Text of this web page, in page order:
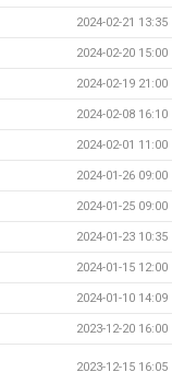
2024-02-21 13:35
2024-02-20 15:00
2024-02-19 21:00
2024-02-08 16:10
2024-02-01 11:00
2024-01-26 09:00
2024-01-25 09:00
2024-01-23 10:35
2024-01-15 12:00
2024-01-10 14:09
2023-12-20 16:00
2023-12-15 16:05